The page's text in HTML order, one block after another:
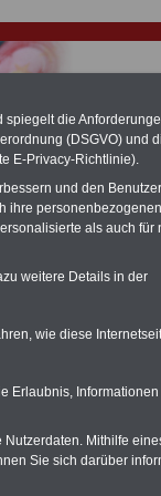
Alimentation)
für die Jahre 2008 bis
Neuregelung der
Auch beim Bund
(Medienberichten
,rechnen. Der INFO-
dem Beschluss des
>>>
Thüringen:
Bücher bzw. eBooks
für Beamte und
die
(DSGVO) und
E-Privacy-Richtlinie).
und den
ihre
als auch für
weitere Details in der
wie diese
Erlaubnis, Informationen
Mithilfe
Sie sich darüber